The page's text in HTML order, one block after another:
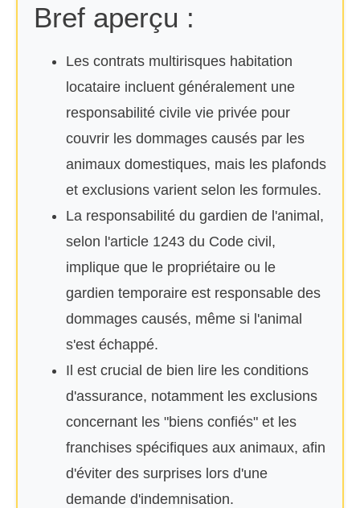
Bref aperçu :
Les contrats multirisques habitation
locataire incluent généralement une
responsabilité civile vie privée pour
couvrir les dommages causés par les
animaux domestiques, mais les plafonds
et exclusions varient selon les formules.
La responsabilité du gardien de l'animal,
selon l'article 1243 du Code civil,
implique que le propriétaire ou le
gardien temporaire est responsable des
dommages causés, même si l'animal
s'est échappé.
Il est crucial de bien lire les conditions
d'assurance, notamment les exclusions
concernant les "biens confiés" et les
franchises spécifiques aux animaux, afin
d'éviter des surprises lors d'une
demande d'indemnisation.